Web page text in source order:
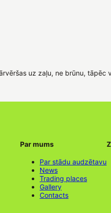
uz zaļu, ne brūnu, tāpēc
Par mums
Par stādu audzētavu
News
Trading places
Gallery
Contacts